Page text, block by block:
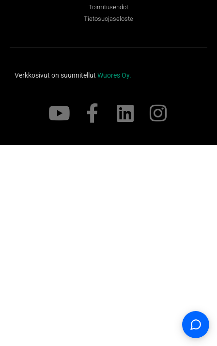
Toimitusehdot
Tietosuojaseloste
Verkkosivut on suunnitellut Wuores Oy.